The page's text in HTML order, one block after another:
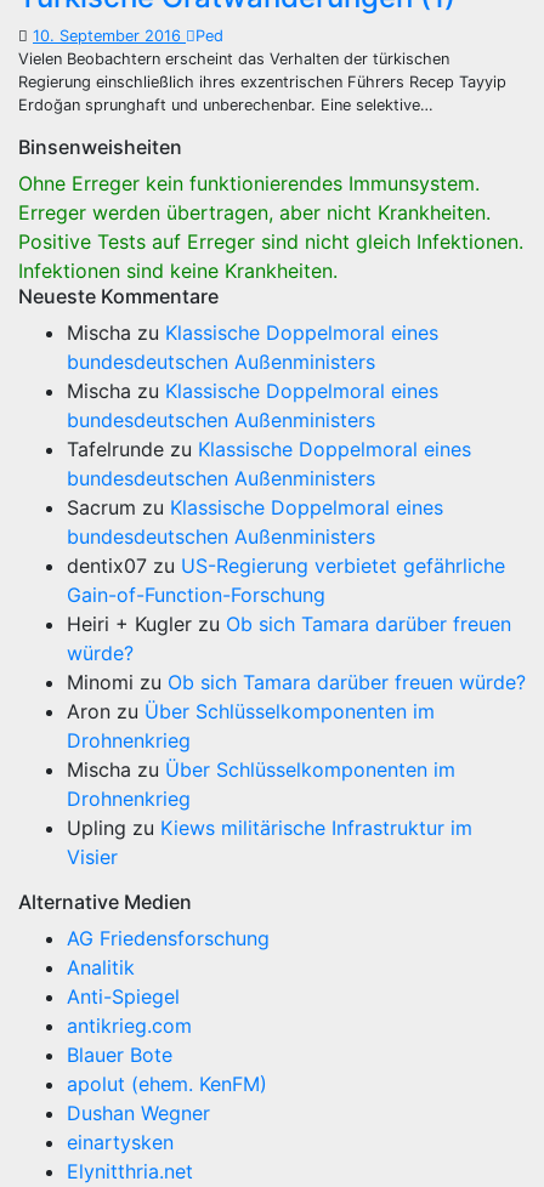
10. September 2016
Ped
Vielen Beobachtern erscheint das Verhalten der türkischen
Regierung einschließlich ihres exzentrischen Führers Recep Tayyip
Erdoğan sprunghaft und unberechenbar. Eine selektive…
Binsenweisheiten
Ohne Erreger kein funktionierendes Immunsystem.
Erreger werden übertragen, aber nicht Krankheiten.
Positive Tests auf Erreger sind nicht gleich Infektionen.
Infektionen sind keine Krankheiten.
Neueste Kommentare
Mischa zu Klassische Doppelmoral eines
bundesdeutschen Außenministers
Mischa zu Klassische Doppelmoral eines
bundesdeutschen Außenministers
Tafelrunde zu Klassische Doppelmoral eines
bundesdeutschen Außenministers
Sacrum zu Klassische Doppelmoral eines
bundesdeutschen Außenministers
dentix07 zu US-Regierung verbietet gefährliche
Gain-of-Function-Forschung
Heiri + Kugler zu Ob sich Tamara darüber freuen
würde?
Minomi zu Ob sich Tamara darüber freuen würde?
Aron zu Über Schlüsselkomponenten im
Drohnenkrieg
Mischa zu Über Schlüsselkomponenten im
Drohnenkrieg
Upling zu Kiews militärische Infrastruktur im
Visier
Alternative Medien
AG Friedensforschung
Analitik
Anti-Spiegel
antikrieg.com
Blauer Bote
apolut (ehem. KenFM)
Dushan Wegner
einartysken
Elynitthria.net